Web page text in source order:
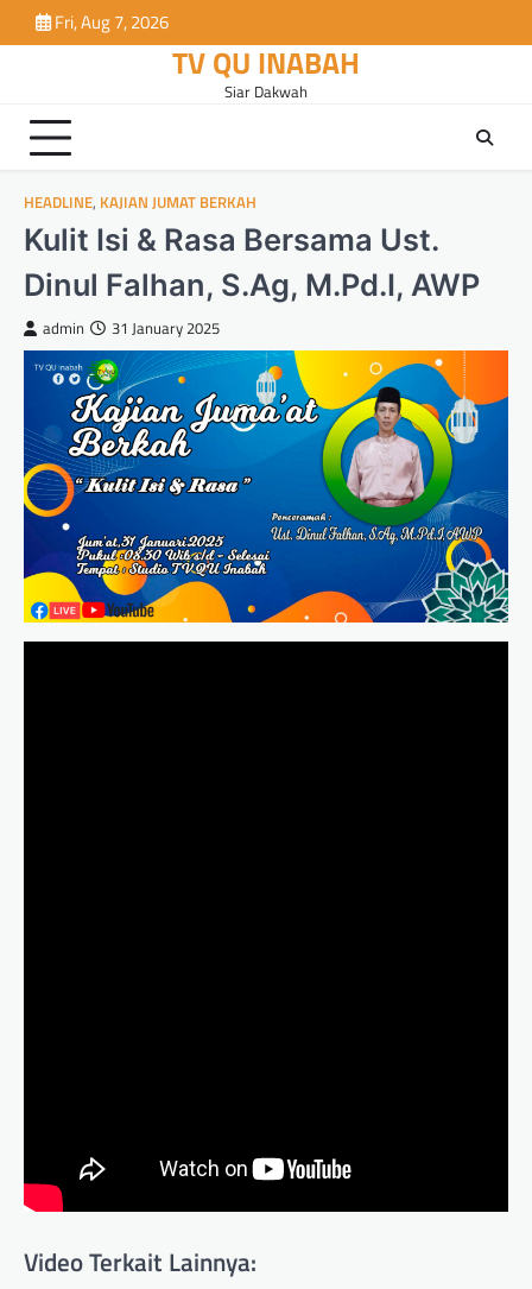
to
Fri, Aug 7, 2026
TV QU INABAH
Siar Dakwah
HEADLINE, KAJIAN JUMAT BERKAH
Kulit Isi & Rasa Bersama Ust.
Dinul Falhan, S.Ag, M.Pd.I, AWP
admin 31 January 2025
Video Terkait Lainnya: